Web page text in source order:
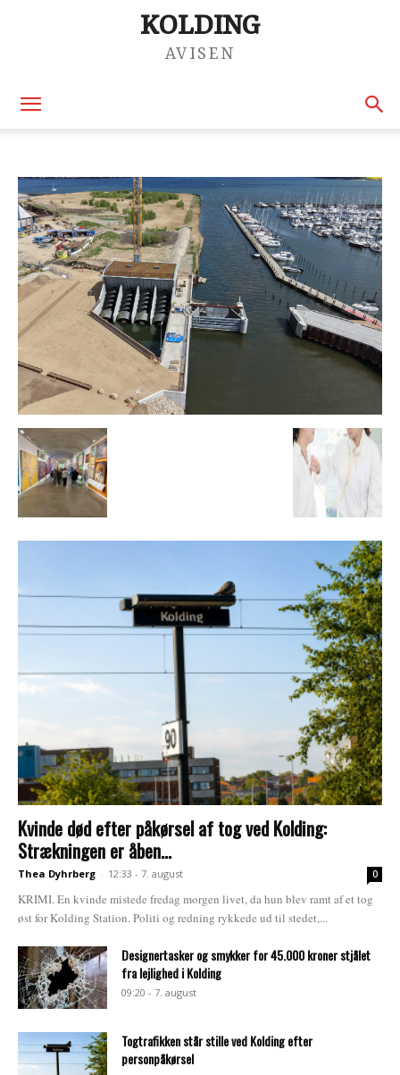
KOLDING
AVISEN
Kvinde død efter påkørsel af tog ved Kolding:
Strækningen er åben...
Thea Dyhrberg - 12:33 - 7. august 0
KRIMI. En kvinde mistede fredag morgen livet, da hun blev ramt af et tog
øst for Kolding Station. Politi og redning rykkede ud til stedet,...
Designertasker og smykker for 45.000 kroner stjålet
fra lejlighed i Kolding
09:20 - 7. august
Togtrafikken står stille ved Kolding efter
personpåkørsel